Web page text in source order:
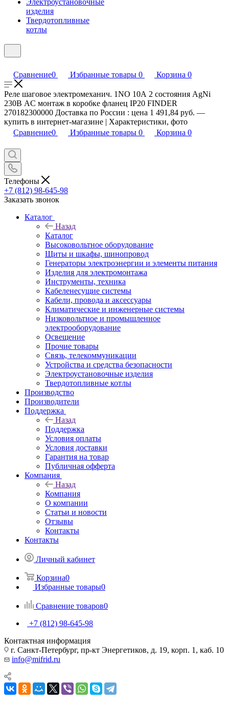
Электроустановочные
изделия
Твердотопливные
котлы
Сравнение0 Избранные товары 0 Корзина 0
Реле шаговое электромеханич. 1NO 10А 2 состояния AgNi
230В AC монтаж в коробке фланец IP20 FINDER
270182300000 Доставка по России : цена 1 491,84 руб. —
купить в интернет-магазине | Характеристики, фото
Сравнение0 Избранные товары 0 Корзина 0
Телефоны
+7 (812) 98-645-98
Заказать звонок
Каталог
Назад
Каталог
Высоковольтное оборудование
Щиты и шкафы, шинопровод
Генераторы электроэнергии и элементы питания
Изделия для электромонтажа
Инструменты, техника
Кабеленесущие системы
Кабели, провода и аксессуары
Климатические и инженерные системы
Низковольтное и промышленное
электрооборудование
Освещение
Прочие товары
Связь, телекоммуникации
Устройства и средства безопасности
Электроустановочные изделия
Твердотопливные котлы
Производство
Производители
Поддержка
Назад
Поддержка
Условия оплаты
Условия доставки
Гарантия на товар
Публичная офферта
Компания
Назад
Компания
О компании
Статьи и новости
Отзывы
Контакты
Контакты
Личный кабинет
Корзина0
Избранные товары0
Сравнение товаров0
+7 (812) 98-645-98
Контактная информация
г. Санкт-Петербург, пр-кт Энергетиков, д. 19, корп. 1, каб. 10
info@mifrid.ru